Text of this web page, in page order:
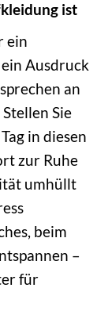
ist
ein
Ausdruck
an
Sie
in diesen
zur Ruhe
umhüllt
beim
–
für